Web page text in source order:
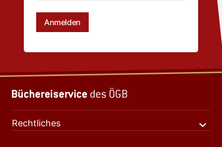
Rechtliches